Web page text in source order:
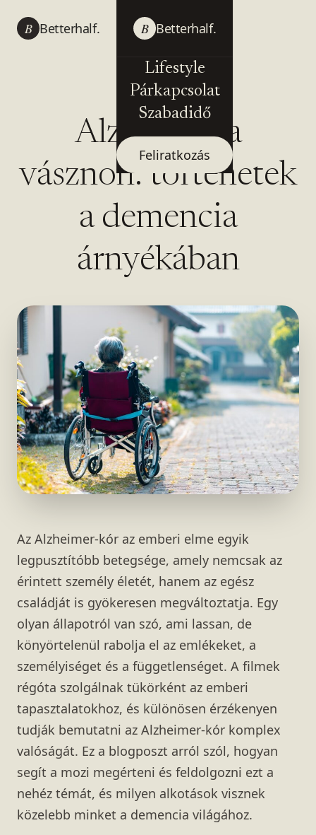
B Betterhalf. B Betterhalf.
Lifestyle
Párkapcsolat
Szabadidő
Feliratkozás
Alzheimer a
vásznon: történetek
a demencia
árnyékában
Az Alzheimer-kór az emberi elme egyik
legpusztítóbb betegsége, amely nemcsak az
érintett személy életét, hanem az egész
családját is gyökeresen megváltoztatja. Egy
olyan állapotról van szó, ami lassan, de
könyörtelenül rabolja el az emlékeket, a
személyiséget és a függetlenséget. A filmek
régóta szolgálnak tükörként az emberi
tapasztalatokhoz, és különösen érzékenyen
tudják bemutatni az Alzheimer-kór komplex
valóságát. Ez a blogposzt arról szól, hogyan
segít a mozi megérteni és feldolgozni ezt a
nehéz témát, és milyen alkotások visznek
közelebb minket a demencia világához.